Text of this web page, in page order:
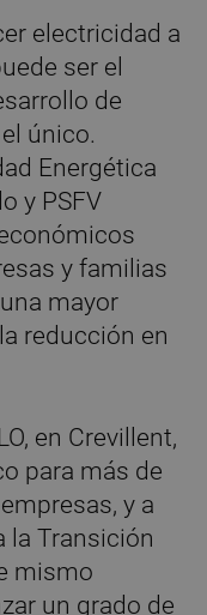
electricidad a
ser el
de
único.
Energética
y PSFV
y familias
mayor
reducción en
en Crevillent,
para más de
y a
la Transición
mismo
un grado de